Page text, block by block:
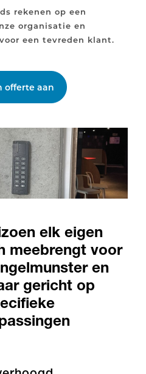
rekenen op een
organisatie en
een tevreden klant.
offerte aan
elk eigen
meebrengt voor
en
gericht op